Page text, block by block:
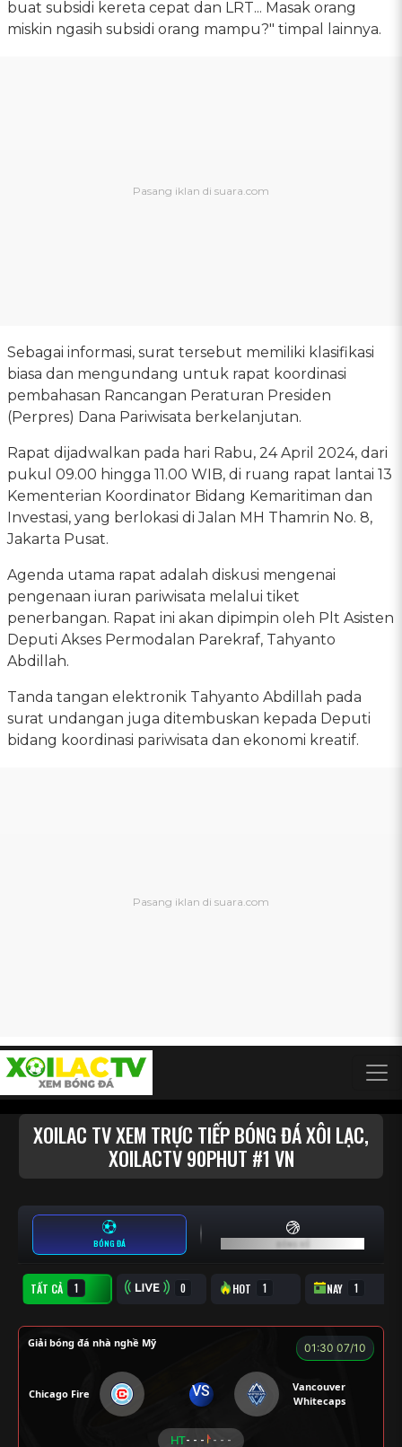
buat subsidi kereta cepat dan LRT... Masak orang
miskin ngasih subsidi orang mampu?" timpal lainnya.
Sebagai informasi, surat tersebut memiliki klasifikasi
biasa dan mengundang untuk rapat koordinasi
pembahasan Rancangan Peraturan Presiden
(Perpres) Dana Pariwisata berkelanjutan.
Rapat dijadwalkan pada hari Rabu, 24 April 2024, dari
pukul 09.00 hingga 11.00 WIB, di ruang rapat lantai 13
Kementerian Koordinator Bidang Kemaritiman dan
Investasi, yang berlokasi di Jalan MH Thamrin No. 8,
Jakarta Pusat.
Agenda utama rapat adalah diskusi mengenai
pengenaan iuran pariwisata melalui tiket
penerbangan. Rapat ini akan dipimpin oleh Plt Asisten
Deputi Akses Permodalan Parekraf, Tahyanto
Abdillah.
Tanda tangan elektronik Tahyanto Abdillah pada
surat undangan juga ditembuskan kepada Deputi
bidang koordinasi pariwisata dan ekonomi kreatif.